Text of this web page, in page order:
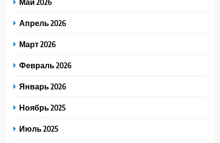
Апрель 2026
Март 2026
Февраль 2026
Январь 2026
Ноябрь 2025
Июль 2025